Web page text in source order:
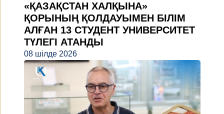
«ҚАЗАҚСТАН ХАЛҚЫНА»
ҚОРЫНЫҢ ҚОЛДАУЫМЕН БІЛІМ
АЛҒАН 13 СТУДЕНТ УНИВЕРСИТЕТ
ТҮЛЕГІ АТАНДЫ
08 шілде 2026